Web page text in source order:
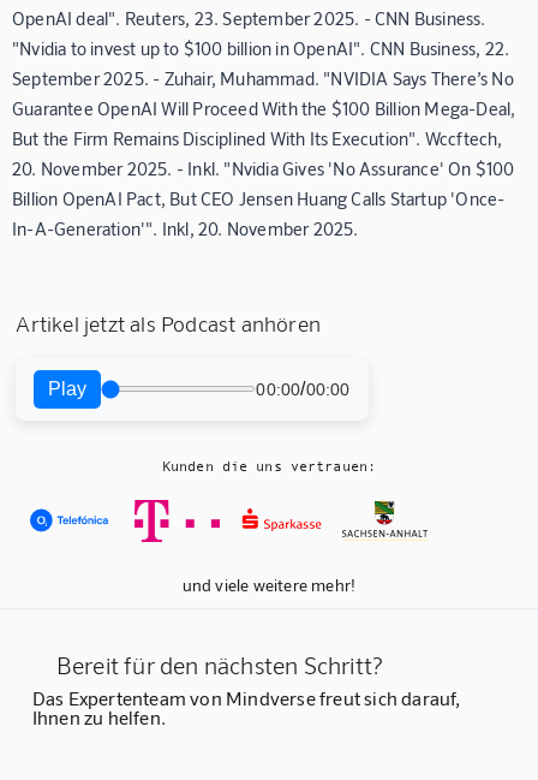
OpenAI deal". Reuters, 23. September 2025. - CNN Business.
"Nvidia to invest up to $100 billion in OpenAI". CNN Business, 22.
September 2025. - Zuhair, Muhammad. "NVIDIA Says There’s No
Guarantee OpenAI Will Proceed With the $100 Billion Mega-Deal,
But the Firm Remains Disciplined With Its Execution". Wccftech,
20. November 2025. - Inkl. "Nvidia Gives 'No Assurance' On $100
Billion OpenAI Pact, But CEO Jensen Huang Calls Startup 'Once-
In-A-Generation'". Inkl, 20. November 2025.
Artikel jetzt als Podcast anhören
Play 00:00/00:00
Kunden die uns vertrauen:
und viele weitere mehr!
Bereit für den nächsten Schritt?
Das Expertenteam von Mindverse freut sich darauf,
Ihnen zu helfen.